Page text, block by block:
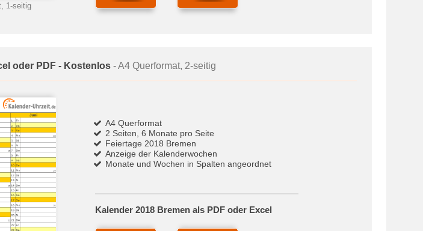
1-seitig
oder PDF - Kostenlos - A4 Querformat, 2-seitig
A4 Querformat
2 Seiten, 6 Monate pro Seite
Feiertage 2018 Bremen
Anzeige der Kalenderwochen
Monate und Wochen in Spalten angeordnet
Kalender 2018 Bremen als PDF oder Excel